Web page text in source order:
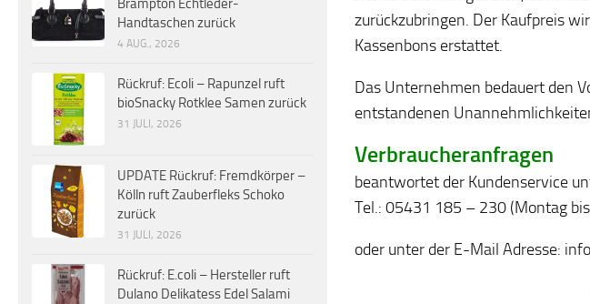
zurückzubringen. Der Kaufpreis
Kassenbons erstattet.
Das Unternehmen bedauert den
entstandenen
Verbraucheranfragen
beantwortet der Kundenservice
Tel.: 05431 185 – 230 (Montag
oder unter der E-Mail Adresse:
Brampton Echtleder-
Handtaschen zurück
4 AUG., 2026
Rückruf: Ecoli – Rapunzel ruft
bioSnacky Rotklee Samen zurück
31 JULI, 2026
UPDATE Rückruf: Fremdkörper –
Kölln ruft Zauberfleks Schoko
zurück
31 JULI, 2026
Rückruf: E.coli – Hersteller ruft
Dulano Delikatess Edel Salami